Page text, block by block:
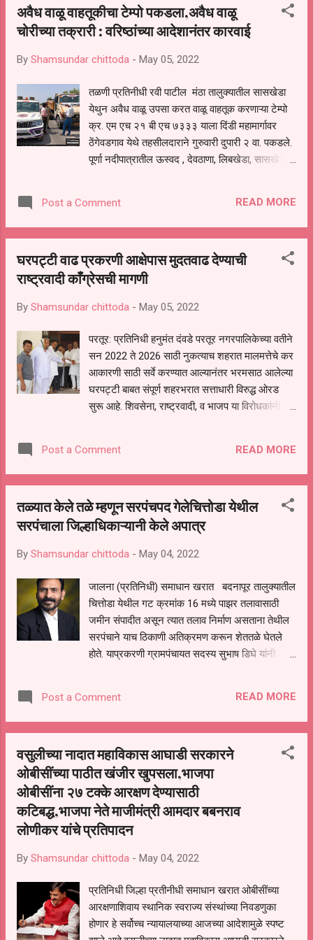
सर यांनी केले तर कार्यक्रमाचे आभार प्रदर्शन सुरुंग सर
यांनी मानले.
अवैध वाळू वाहतूकीचा टेम्पो पकडला,अवैध वाळू
चोरीच्या तक्रारी : वरिष्ठांच्या आदेशानंतर कारवाई
By Shamsundar chittoda - May 05, 2022
तळणी प्रतिनीधी रवी पाटील मंठा तालुक्यातील सासखेडा
येथुन अवैध वाळू उपसा करत वाळू वाहतूक करणाऱ्या टेम्पो
क्र. एम एच २१ बी एच ७३३३ याला दिंडी महामार्गावर
ठेंगेवडगाव येथे तहसीलदाराने गुरुवारी दुपारी २ वा. पकडले.
पूर्णा नदीपात्रातील ऊस्वद , देवठाणा, लिबखेडा, सासखेडा,
जिल्हाधिकारी डॉ. विजय राठोड व अप्पर जिल्हाधिकारी
अंकुश पिनाटे यांच्याकडे करण्यात आली होत्या. या
वरिष्ठांच्या आदेशानंतर मंठा तहसीलदार कैलासचंद्र
वाघमारे व तलाठी नितीन चिंचोले यांनी सासखेडा येथील
पकडून मंठा पोलिसांच्या ताब्यात देण्यात आले मंडळ
नाही पावसाळ्याचे दिवस जस जसे जवळ येत असून अवैध
वाळू चोरीची स्पर्धा तळ्णी परीसरात दिसत आहे *अवैध वाळू
चोराची गय केली जाणार नाही वाळू चोरांनी चोरीचा व्यवसाय
बदला पाहीजे वाळू चोरावरं आणखी तीव्र करणार असल्याची
प्रतिक्रीया तहसीलद...
Post a Comment READ MORE
घरपट्टी वाढ प्रकरणी आक्षेपास मुदतवाढ देण्याची
राष्ट्रवादी काँग्रेसची मागणी
By Shamsundar chittoda - May 05, 2022
परतूर: प्रतिनिधी हनुमंत दंवडे परतूर नगरपालिकेच्या वतीने
सन 2022 ते 2026 साठी नुकत्याच शहरात मालमत्तेचे कर
आकारणी साठी सर्वे करण्यात आल्यानंतर भरमसाठ आलेल्या
घरपट्टी बाबत संपूर्ण शहरभरात सत्ताधारी विरुद्ध ओरड
सुरू आहे. शिवसेना, राष्ट्रवादी, व भाजप या विरोधकांनी
पर्यंत होती, आक्षेप नोंदविण्यास मुबलक अवधी नाही, शिवाय
अनेक नागरिकांना करआकारणी बाबतच्या नोटीसाच
आल्याने व नागरिकांपर्यंत कर आकारणी ची नोटीस पोचती न
झाल्याने आक्षेप अर्ज दाखल करण्यासाठी एक महिना
राष्ट्रवादी काँग्रेसच्या वतीने प्रशासक तथा उपविभागीय
सुधीर गवळी यांनाही या आशयाचे निवेदन देण्यात आले
यावेळी राष्ट्रवादी काँग्रेसचे माजी नगराध्यक्ष विनायकराव
काळे, नगरसेवक अंकुशराव तेलगड, नगरसेवक अखिल
काजी, माजी नगरसेवक आरिफ अली, विजय नाना राखे,
माजी नगरसेवक कदिर कुरेशी, युवा नेते गोर...
Post a Comment READ MORE
तळ्यात केले तळे म्हणून सरपंचपद गेलेचित्तोडा येथील
सरपंचाला जिल्हाधिकाऱ्यानी केले अपात्र
By Shamsundar chittoda - May 04, 2022
जालना (प्रतिनिधी) समाधान खरात बदनापूर तालुक्यातील
चित्तोडा येथील गट क्रमांक 16 मध्ये पाझर तलावासाठी
जमीन संपादीत असून त्यात तलाव निर्माण असताना तेथील
सरपंचाने याच ठिकाणी अतिक्रमण करून शेततळे घेतले
होते. याप्रकरणी ग्रामपंचायत सदस्य सुभाष डिघे यांनी
आहे. याबाबत थोडक्यात असे की. चित्तोडा ता. बदनापूर
येथील गट क्रमांक 16 मध्ये पाझर तलाव नं. 4 साठी 67
आली होती. ज्याचा सी. आर. क्रमांक 80/8 असून अंतिम
निवाडा 20 एप्रिल 2011 रोजी झालेला आहे. असे असताना
सरपंच ज्ञानेश्वर तुळशीराम डिघे यांनी या संपादीत केलेल्या
शेत जमिनीमध्ये स्वतः च्या फायद्यासाठी शेततळे केले, व ते
शासनाच्या जमिनीवर केल्याचा दावा चित्तोडा येथील
ग्रामपंचायत सदस्य सुभाष दौलतराव डिघे यांनी ऍड. आर.
एस. वाघ व एस. पी. हुशे यांच्या मार्फत जिल्हा दंडा
डिघे यांची कृती मुबंई ग्रामपंचायत अधिनियमांतील कलम
14 (ज 3) मधी...
Post a Comment READ MORE
वसुलीच्या नादात महाविकास आघाडी सरकारने
ओबीसींच्या पाठीत खंजीर खुपसला,भाजपा
ओबीसींना २७ टक्के आरक्षण देण्यासाठी
कटिबद्ध,भाजपा नेते माजीमंत्री आमदार बबनराव
लोणीकर यांचे प्रतिपादन
By Shamsundar chittoda - May 04, 2022
प्रतिनिधी जिल्हा प्रतीनीधी समाधान खरात ओबीसींच्या
आरक्षणाशिवाय स्थानिक स्वराज्य संस्थांच्या निवडणुका
होणार हे सर्वोच्च न्यायालयाच्या आजच्या आदेशामुळे स्पष्ट